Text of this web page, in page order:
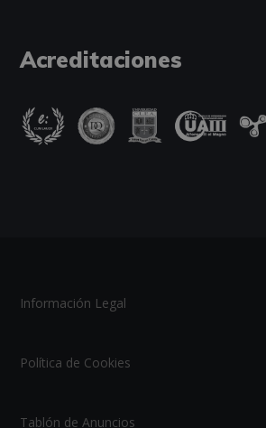
Acreditaciones
Información Legal
Política de Cookies
Tablón de Anuncios